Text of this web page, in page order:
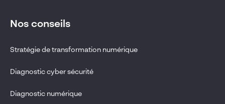
Nos conseils
Stratégie de transformation numérique
Diagnostic cyber sécurité
Diagnostic numérique